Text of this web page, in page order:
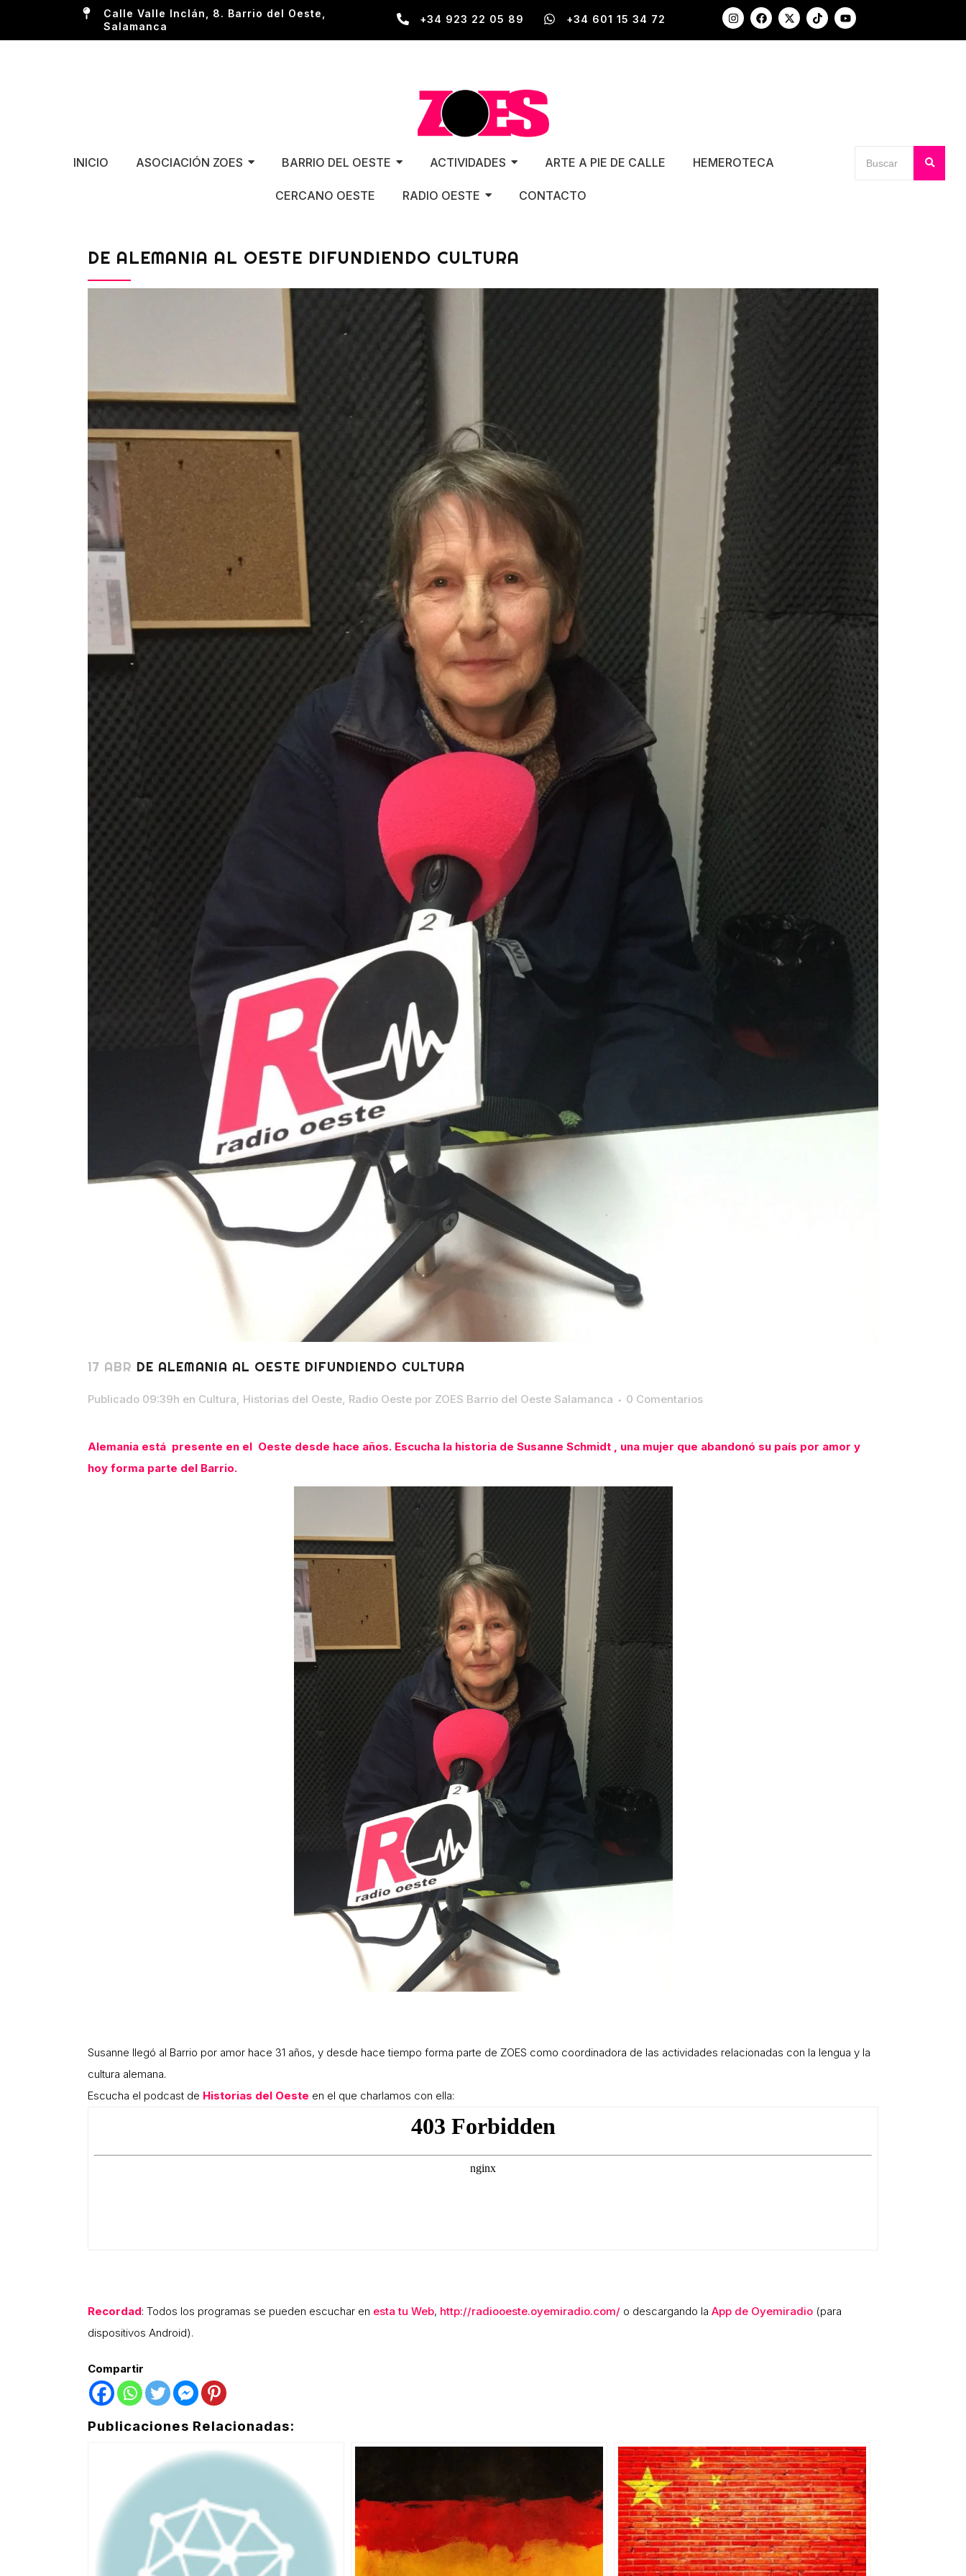
Calle Valle Inclán, 8. Barrio del Oeste,
Salamanca
+34 923 22 05 89 +34 601 15 34 72
INICIO ASOCIACIÓN ZOES BARRIO DEL OESTE ACTIVIDADES ARTE A PIE DE CALLE HEMEROTECA
CERCANO OESTE RADIO OESTE CONTACTO
DE ALEMANIA AL OESTE DIFUNDIENDO CULTURA
17 ABR DE ALEMANIA AL OESTE DIFUNDIENDO CULTURA
Publicado 09:39h en Cultura, Historias del Oeste, Radio Oeste por ZOES Barrio del Oeste Salamanca 0 Comentarios
Alemania está presente en el Oeste desde hace años. Escucha la historia de Susanne Schmidt , una mujer que abandonó su país por amor y
hoy forma parte del Barrio.
Susanne llegó al Barrio por amor hace 31 años, y desde hace tiempo forma parte de ZOES como coordinadora de las actividades relacionadas con la lengua y la
cultura alemana.
Escucha el podcast de Historias del Oeste en el que charlamos con ella:
Recordad: Todos los programas se pueden escuchar en esta tu Web, http://radiooeste.oyemiradio.com/ o descargando la App de Oyemiradio (para
dispositivos Android).
Compartir
Publicaciones Relacionadas: